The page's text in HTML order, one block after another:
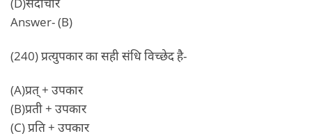
Answer- (B)
(240) प्रत्युपकार का सही संधि विच्छेद है-
(A)प्रत् + उपकार
(B)प्रती + उपकार
(C) प्रति + उपकार